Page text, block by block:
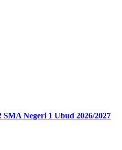
Negeri 1 Ubud 2026/2027